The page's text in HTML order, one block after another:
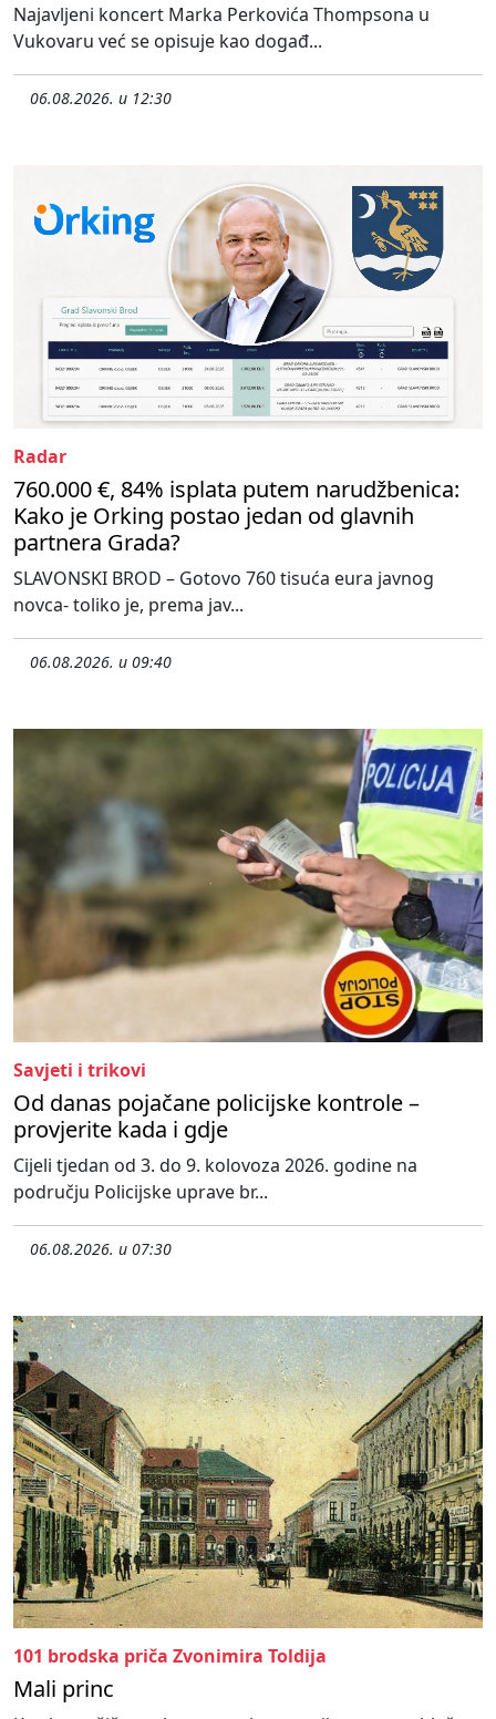
Najavljeni koncert Marka Perkovića Thompsona u
Vukovaru već se opisuje kao događ...
06.08.2026. u 12:30
Radar
760.000 €, 84% isplata putem narudžbenica:
Kako je Orking postao jedan od glavnih
partnera Grada?
SLAVONSKI BROD – Gotovo 760 tisuća eura javnog
novca- toliko je, prema jav...
06.08.2026. u 09:40
Savjeti i trikovi
Od danas pojačane policijske kontrole –
provjerite kada i gdje
Cijeli tjedan od 3. do 9. kolovoza 2026. godine na
području Policijske uprave br...
06.08.2026. u 07:30
101 brodska priča Zvonimira Toldija
Mali princ